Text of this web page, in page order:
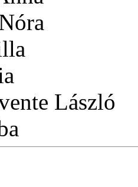
László